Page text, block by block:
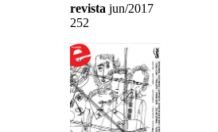
revista jun/2017
252